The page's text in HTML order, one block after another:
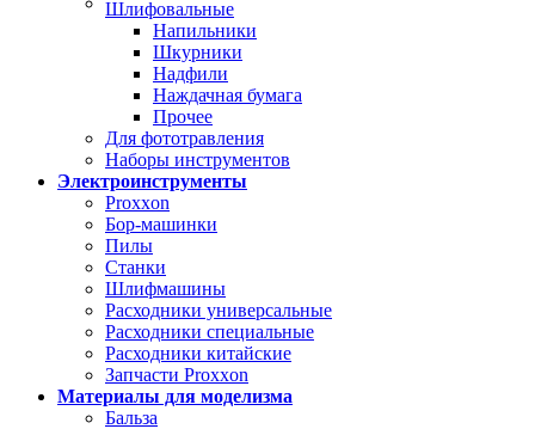
Шлифовальные
Напильники
Шкурники
Надфили
Наждачная бумага
Прочее
Для фототравления
Наборы инструментов
Электроинструменты
Proxxon
Бор-машинки
Пилы
Станки
Шлифмашины
Расходники универсальные
Расходники специальные
Расходники китайские
Запчасти Proxxon
Материалы для моделизма
Бальза